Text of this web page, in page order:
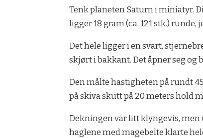
Tenk planeten Saturn i miniatyr.
ligger 18 gram (ca. 121 stk.)
Det hele ligger i en svart,
skjørt i bakkant. Det åpner seg og
Den målte hastigheten på rundt
på skiva skutt på 20 meters hold
Dekningen var litt klyngevis,
haglene med magebelte klarte